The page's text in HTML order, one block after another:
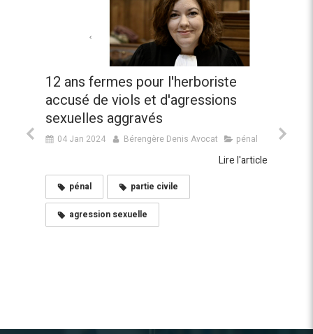
12 ans fermes pour l'herboriste
accusé de viols et d'agressions
sexuelles aggravés
04 Jan 2024 Bérengère Denis Avocat pénal
Lire l'article
pénal partie civile
agression sexuelle